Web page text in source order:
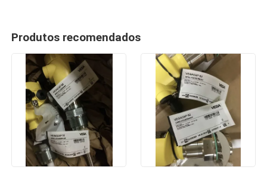
Produtos recomendados